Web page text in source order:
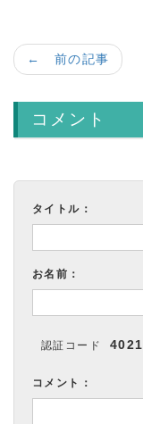
← 前の記事
コメント
タイトル：
お名前：
認証コード 4021
コメント：